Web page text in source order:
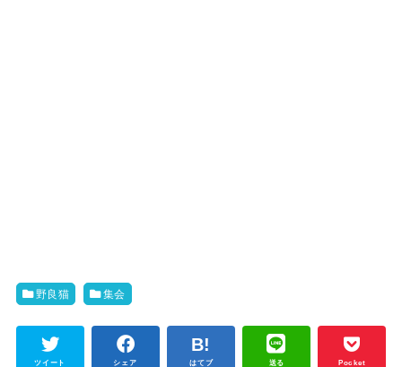
野良猫 集会
ツイート シェア はてブ 送る Pocket